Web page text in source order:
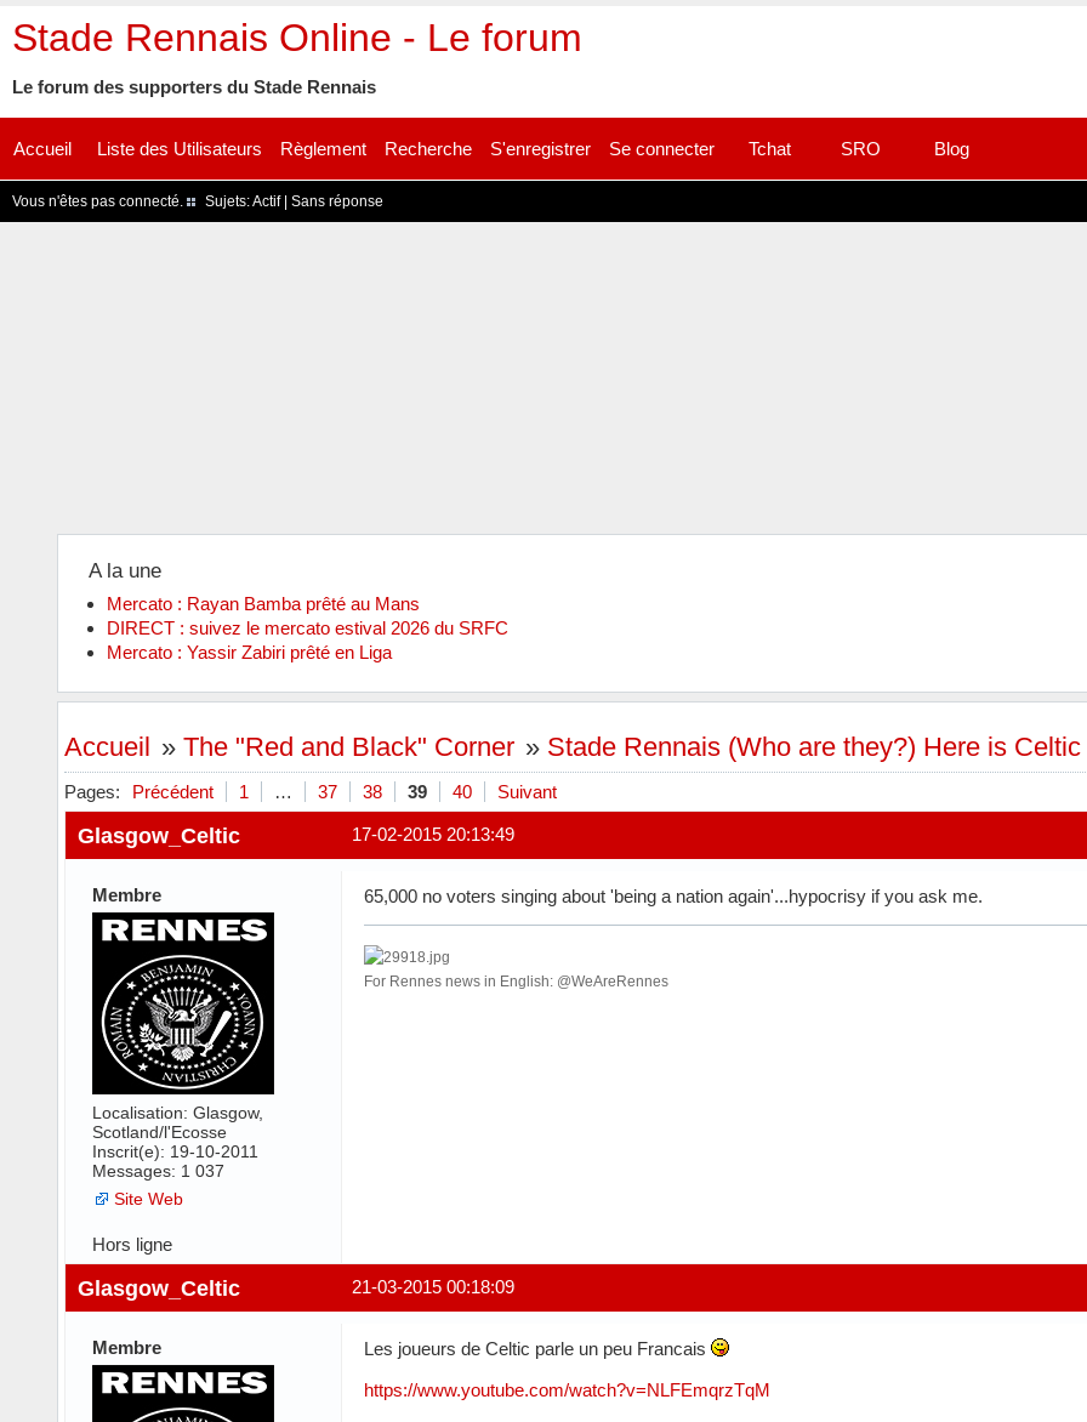
Stade Rennais Online - Le forum
Le forum des supporters du Stade Rennais
Accueil Liste des Utilisateurs Règlement Recherche S'enregistrer Se connecter Tchat SRO Blog
Vous n'êtes pas connecté. Sujets:Actif| Sans réponse
A la une
Mercato : Rayan Bamba prêté au Mans
DIRECT : suivez le mercato estival 2026 du SRFC
Mercato : Yassir Zabiri prêté en Liga
Accueil » The "Red and Black" Corner » Stade Rennais (Who are they?) Here is Celtic
Pages: Précédent 1 … 37 38 39 40 Suivant
17-02-2015 20:13:49
Glasgow_Celtic
Membre
Localisation: Glasgow,
Scotland/l'Ecosse
Inscrit(e): 19-10-2011
Messages: 1 037
Site Web
65,000 no voters singing about 'being a nation again'...hypocrisy if you ask me.
For Rennes news in English: @WeAreRennes
Hors ligne
21-03-2015 00:18:09
Glasgow_Celtic
Membre
Les joueurs de Celtic parle un peu Francais
https://www.youtube.com/watch?v=NLFEmqrzTqM